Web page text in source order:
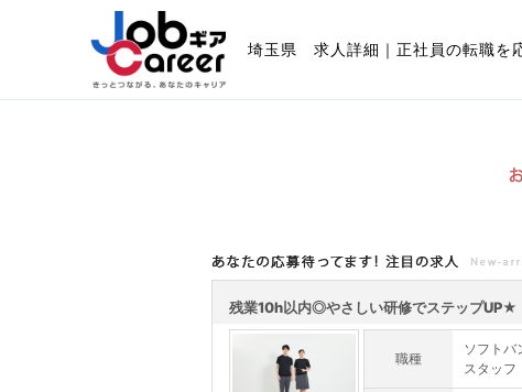
埼玉県 求人詳細｜正社員の転職を
あなたの応募待ってます!注目の求人
残業10h以内◎やさしい研修でステップUP★
職種
ソフトバ
スタッフ